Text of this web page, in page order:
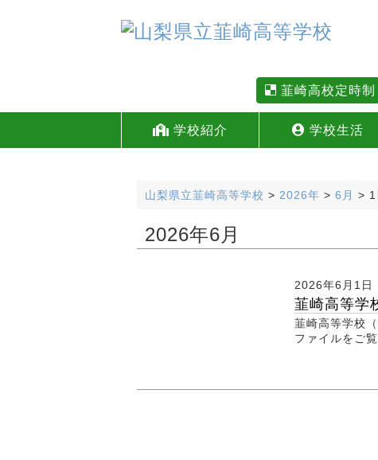
韮崎高校定時制
学校紹介 学校生活
山梨県立韮崎高等学校 > 2026年 > 6月 > 1
2026年6月
2026年6月1日
韮崎高等学
韮崎高等学校
ファイルをご覧